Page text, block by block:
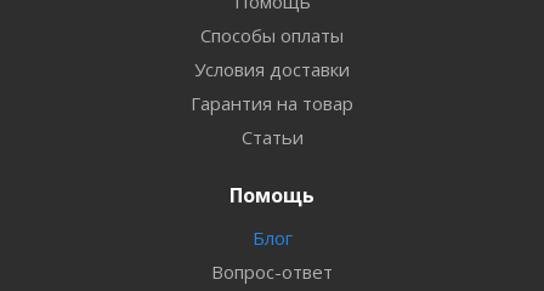
Способы оплаты
Условия доставки
Гарантия на товар
Статьи
Помощь
Блог
Вопрос-ответ